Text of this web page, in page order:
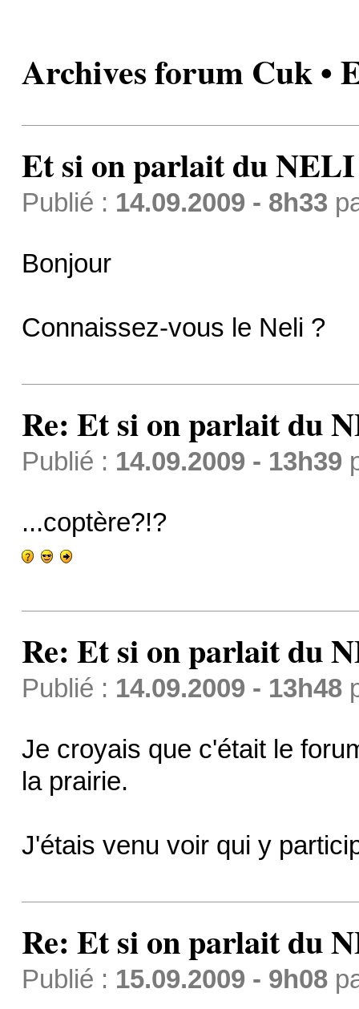
Archives forum Cuk •
Et si on parlait du NELI
Publié : 14.09.2009 - 8h33
Bonjour
Connaissez-vous le Neli ?
Re: Et si on parlait du
Publié : 14.09.2009 - 13h39
...coptère?!?
Re: Et si on parlait du
Publié : 14.09.2009 - 13h48
Je croyais que c'était le
la prairie.
J'étais venu voir qui y
Re: Et si on parlait du
Publié : 15.09.2009 - 9h08